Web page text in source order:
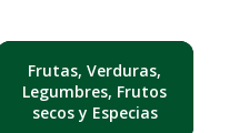
Frutas, Verduras,
Legumbres, Frutos
secos y Especias